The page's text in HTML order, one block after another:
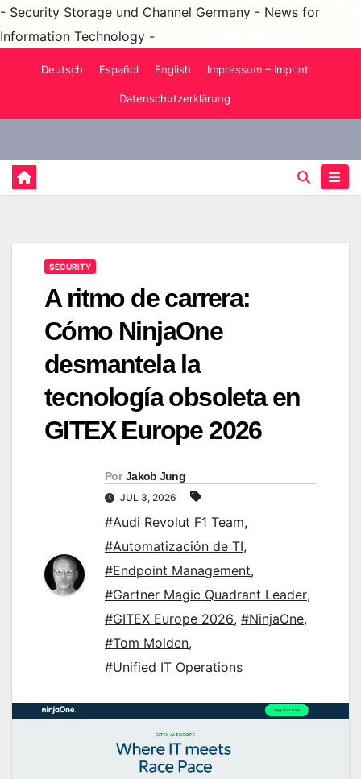
- Security Storage und Channel Germany - News for
Information Technology -
Deutsch Español English Impressum – Imprint
Datenschutzerklärung
SECURITY
A ritmo de carrera:
Cómo NinjaOne
desmantela la
tecnología obsoleta en
GITEX Europe 2026
Por Jakob Jung
JUL 3, 2026
#Audi Revolut F1 Team,
#Automatización de TI,
#Endpoint Management,
#Gartner Magic Quadrant Leader,
#GITEX Europe 2026, #NinjaOne,
#Tom Molden,
#Unified IT Operations